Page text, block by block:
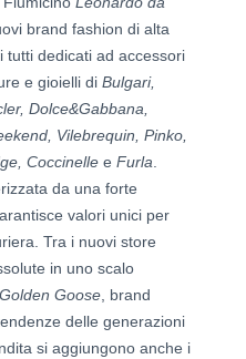
brand fashion di alta
dedicati ad accessori
e gioielli di Bulgari,
Dolce&Gabbana,
Vilebrequin, Pinko,
Coccinelle e Furla
da una forte
valori unici per
Tra i nuovi store
in uno scalo
Golden Goose , brand
delle generazioni
si aggiungono anche i